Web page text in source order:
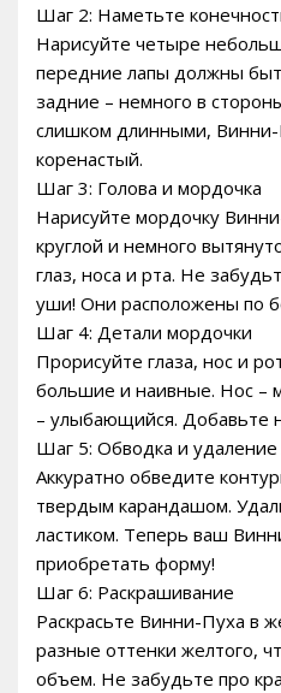
Шаг 2: Наметьте
Нарисуйте четыре
передние лапы должны
задние – немного в
слишком длинными,
коренастый.
Шаг 3: Голова и мордочка
Нарисуйте мордочку
круглой и немного
глаз, носа и рта. Не
уши! Они расположены по
Шаг 4: Детали мордочки
Прорисуйте глаза, нос и
большие и наивные. Нос –
– улыбающийся. Добавьте
Шаг 5: Обводка и
Аккуратно обведите
твердым карандашом.
ластиком. Теперь ваш
приобретать форму!
Шаг 6: Раскрашивание
Раскрасьте Винни-Пуха в
разные оттенки желтого,
объем. Не забудьте про